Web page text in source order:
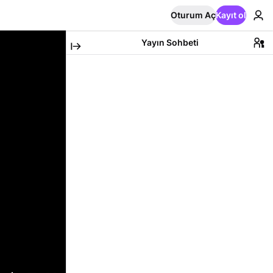
Oturum AçKayıt ol
Yayın Sohbeti